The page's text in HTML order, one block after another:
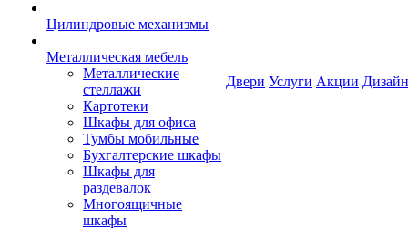
Цилиндровые механизмы
Металлическая мебель
Металлические
стеллажи
Картотеки
Шкафы для офиса
Тумбы мобильные
Бухгалтерские шкафы
Шкафы для
раздевалок
Многоящичные
шкафы
Двери Услуги Акции